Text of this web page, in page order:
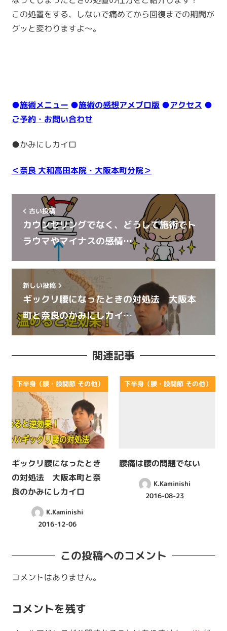
この処置をする、しないで痛めてから回復までの期間が
グッと変わりますよ～。
●施術メニュー ●施術の感想アメブロ版●アクセス ●
ご予約・お問い合わせ
●かみにしカイロ
＜奈良 大和高田本院・大阪本町分院＞
古い投稿
カウンセリングでなく、どうして施術でト
ラウマやマイナスの感情…
新しい投稿
ギックリ腰になったときの対処法 大阪本
町と奈良のかみにしカイ…
関連記事
下半身（腰・股関節 その他）
ギックリ腰になったとき
の対処法 大阪本町と奈
良のかみにしカイロ
K.Kaminishi
2016-12-06
下半身（腰・股関節 その他）
腰痛は腰の問題でない
K.Kaminishi
2016-08-23
この投稿へのコメント
コメントはありません。
コメントを残す